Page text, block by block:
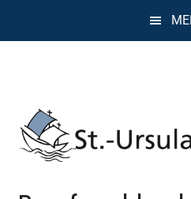
St.